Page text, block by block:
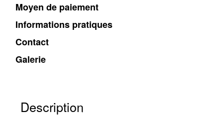
Moyen de paiement
Informations pratiques
Contact
Galerie
Description